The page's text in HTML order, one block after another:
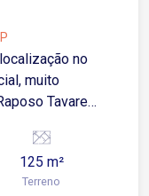
no
muito
Tavares,
de comércios.
de Jantar 01
125 m²
Terreno